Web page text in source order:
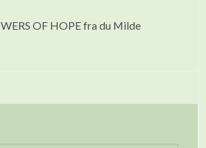
OF HOPE fra du Milde